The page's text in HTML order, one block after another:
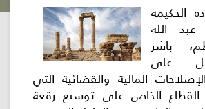
الحكيمة
عبد الله
باشر
على
المالية والقضائية التي
الخاص على توسيع رقعة